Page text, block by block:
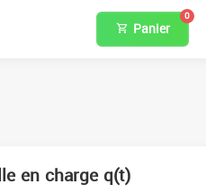
Panier
0
en charge q(t)